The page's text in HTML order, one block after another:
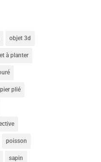
objet 3d
à planter
plié
poisson
sapin